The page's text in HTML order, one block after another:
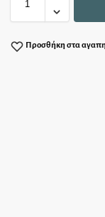
Προσθήκη στα